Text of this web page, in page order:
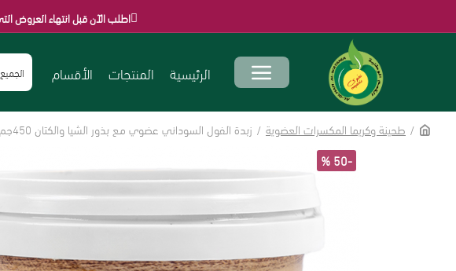
اطلب الآن قبل انتهاء العروض التي تصل ل50٪ لفترة محدودة
الرئيسية المنتجات الأقسام الجميع
طحينة وكريما المكسرات العضوية زبدة الفول السوداني عضوي مع بذور الشيا والكتان 450جم اوسكري اورجينك
-50 %